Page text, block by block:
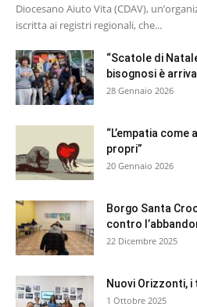
Diocesano Aiuto Vita (CDAV),
iscritta ai registri regionali, che...
“Scatole di
bisognosi è
28 Gennaio 2026
“L’empatia
propri”
20 Gennaio 2026
Borgo Santa
contro
22 Dicembre 2025
Nuovi Orizzonti,
1 Ottobre 2025